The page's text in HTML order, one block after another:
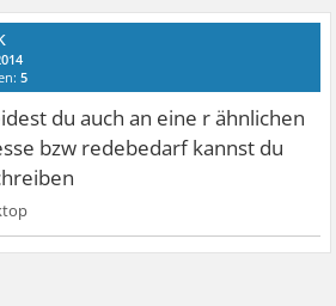
5
du auch an eine r ähnlichen
bzw redebedarf kannst du